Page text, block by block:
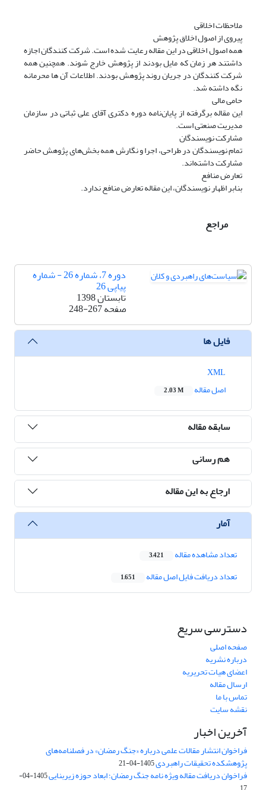
ملاحظات اخلاقی
پیروی از اصول اخلاق پژوهش
همه اصول اخلاقی در این مقاله رعایت شده است. شرکت کنندگان اجازه
داشتند هر زمان که مایل بودند از پژوهش خارج شوند. همچنین همه
شرکت کنندگان در جریان روند پژوهش بودند. اطلاعات آن ها محرمانه
نگه داشته شد.
حامی مالی
این مقاله برگرفته از پایان‌نامه دوره دکتری آقای علی ثباتی در سازمان
مدیریت صنعتی است.
مشارکت نویسندگان
تمام نویسندگان در طراحی، اجرا و نگارش همه بخش‌های پژوهش حاضر
مشارکت داشته‌اند.
تعارض منافع
بنابر اظهار نویسندگان، این مقاله تعارض منافع ندارد.
مراجع
دوره 7، شماره 26 - شماره
پیاپی 26
تابستان 1398
صفحه248-267
فایل ها
اصل مقاله
2.03 M
سابقه مقاله
هم رسانی
ارجاع به این مقاله
آمار
تعداد مشاهده مقاله 3,421
تعداد دریافت فایل اصل مقاله 1,651
دسترسی سریع
صفحه اصلی
درباره نشریه
اعضای هیات تحریریه
ارسال مقاله
تماس با ما
نقشه سایت
آخرین اخبار
فراخوان انتشار مقالات علمی درباره «جنگ رمضان» در فصلنامه‌های
پژوهشکده تحقیقات راهبردی1405-04-21
فراخوان دریافت مقاله ویژه نامه جنگ رمضان؛ ابعاد حوزه زیربنایی
1405-04-